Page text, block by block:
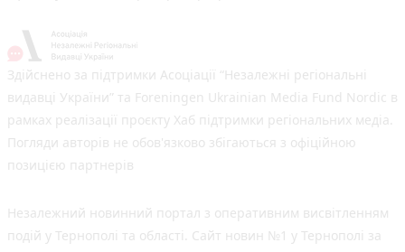
Здійснено за підтримки Асоціації “Незалежні регіональні
видавці України” та Foreningen Ukrainian Media Fund Nordic в
рамках реалізації проєкту Хаб підтримки регіональних медіа.
Погляди авторів не обов'язково збігаються з офіційною
позицією партнерів
Незалежний новинний портал з оперативним висвітленням
подій у Тернополі та області. Сайт новин №1 у Тернополі за